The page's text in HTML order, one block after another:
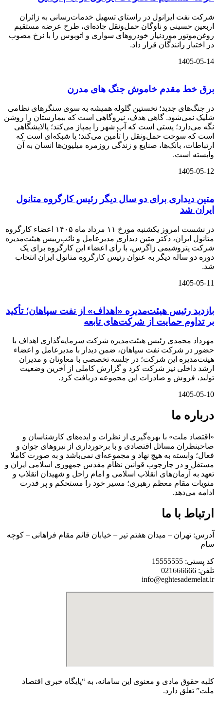
شرکت نفت ایرانول در راستای تسهیل خدمات‌رسانی به زائران
اربعین حسینی و ناوگان حمل‌ونقل جاده‌ای، طرح عرضه مستقیم
روغن‌موتور موردنیاز خودروهای سواری و اتوبوس را با نرخ مصوب
در اختیار رانندگان قرار داد.
1405-05-14
برق خط مقدم خاموش جنگ های مدرن
در جنگ‌های جدید؛ نخستین گلوله همیشه به سوی سنگرهای نظامی
شلیک نمی‌شود. گاهی هدف، نیروگاهی است که بیمارستان را روشن
نگه می‌دارد؛ پستی است که آب شهر را پمپاژ می‌کند؛ پالایشگاهی
است که سوخت حمل‌ونقل را تأمین می‌کند؛ یا شبکه‌ای است که
ارتباطات، بانک‌ها، صنایع و زندگی روزمره میلیون‌ها انسان به آن
وابسته است.
1405-05-12
متین دیداری برای دو سال دیگر رئیس کارگروه متانول
ایران شد
در نشست امروز یکشنبه مورخ ۱۱ مرداد ماه ۱۴۰۵ اعضاء کارگروه
متانول ایران، دکتر متین دیداری مدیرعامل و‌ نائب‌رییس هیئت‌مدیره
شرکت پتروشیمی زاگرس، با رأی اعضاء‌ این کارگروه برای یک
دوره دو ساله دیگر به عنوان رئیس کارگروه متانول ایران انتخاب
شد.
1405-05-11
بازدید رئیس هیئت‌مدیره «اهداف» از نفت سپاهان؛ تأکید
بر تداوم حمایت از شرکت‌های تابعه
مهرداد محمدی رئیس هیئت‌مدیره شرکت سرمایه‌گذاری اهداف با
حضور در شرکت نفت سپاهان، ضمن دیدار با مدیرعامل و اعضاء
هیئت‌مدیره این شرکت؛ در جلسه تخصصی با معاونان و مدیران
ارشد داخلی نیز شرکت کرد و گزارش کاملی از آخرین وضعیت
تولید، فروش و صادرات این مجموعه دریافت کرد.
1405-05-10
درباره ما
«اقتصاد ملت» با بهره‌گیری از نظرات و ایده‌های کارشناسان و
صاحبنظران مسائل اقتصادی و با برخورداری از نیروهای جوان و
فعال؛ وابسته به هیچ نهاد و مجموعه‌ای نمی‌‌باشد و به صورت کاملا
مستقل و در چارچوب قوانین نظام مقدس جمهوری اسلامی ایران و
تعهد به آرمان‌های انقلاب اسلامی و امام راحل و شهیدان انقلاب و
منویات مقام معظم رهبری؛ مسیر خود را مستحکم و پر قدرت
ادامه می‌دهد.
ارتباط با ما
آدرس: تهران – میدان هفتم تیر – خیابان قائم مقام فراهانی – کوچه
سام
کد پستی: 15555555
تلفن: 021666666
info@eghtesademelat.ir
کلیه حقوق مادی و معنوی این سامانه، به “پایگاه خبری اقتصاد
ملت” تعلق دارد.